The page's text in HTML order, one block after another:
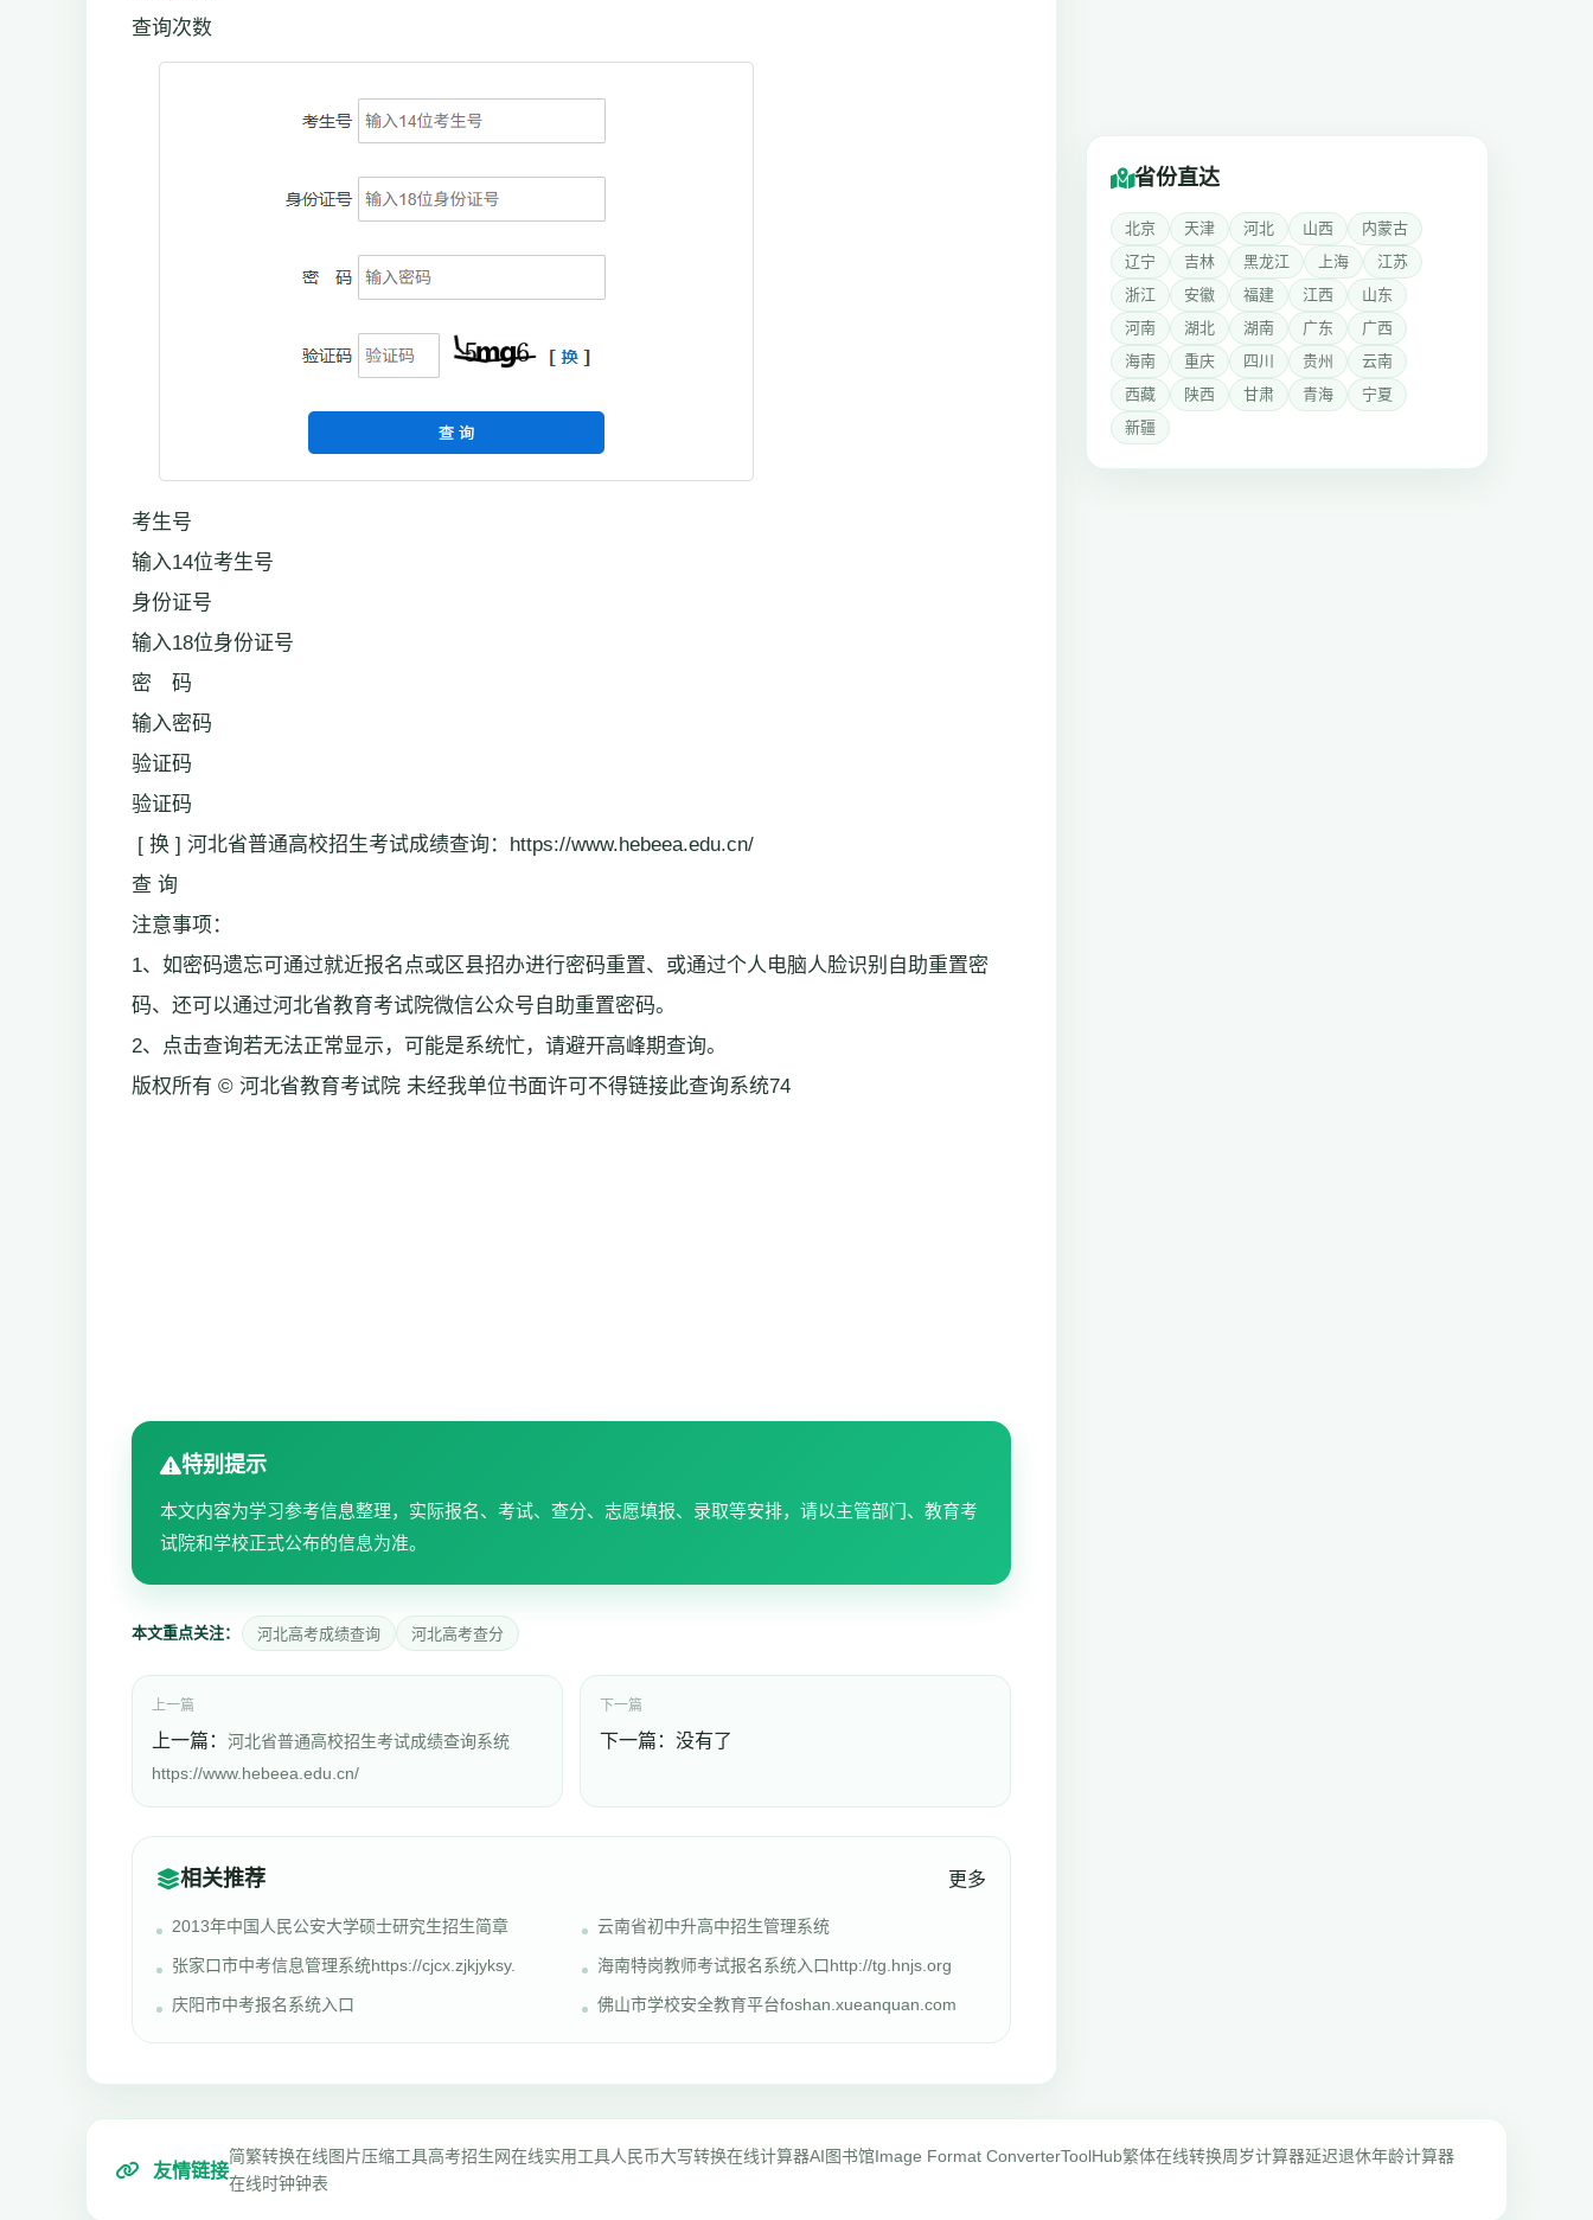
查询次数
考生号
输入14位考生号
身份证号
输入18位身份证号
密 码
输入密码
验证码
验证码
[ 换 ] 河北省普通高校招生考试成绩查询：https://www.hebeea.edu.cn/
查 询
注意事项：
1、如密码遗忘可通过就近报名点或区县招办进行密码重置、或通过个人电脑人脸识别自助重置密
码、还可以通过河北省教育考试院微信公众号自助重置密码。
2、点击查询若无法正常显示，可能是系统忙，请避开高峰期查询。
版权所有 © 河北省教育考试院 未经我单位书面许可不得链接此查询系统74
特别提示
本文内容为学习参考信息整理，实际报名、考试、查分、志愿填报、录取等安排，请以主管部门、教育考
试院和学校正式公布的信息为准。
本文重点关注： 河北高考成绩查询 河北高考查分
上一篇
上一篇： 河北省普通高校招生考试成绩查询系统
https://www.hebeea.edu.cn/
下一篇
下一篇：没有了
相关推荐 更多
2013年中国人民公安大学硕士研究生招生简章 云南省初中升高中招生管理系统
张家口市中考信息管理系统https://cjcx.zjkjyksy. 海南特岗教师考试报名系统入口http://tg.hnjs.org
庆阳市中考报名系统入口 佛山市学校安全教育平台foshan.xueanquan.com
省份直达
北京 天津 河北 山西
内蒙古
辽宁
吉林 黑龙江 上海
江苏
浙江
安徽 福建 江西
山东
河南
湖北 湖南 广东
广西
海南
重庆 四川 贵州
云南
西藏
陕西 甘肃 青海
宁夏
新疆
友情链接
简繁转换在线图片压缩工具高考招生网在线实用工具人民币大写转换在线计算器AI图书馆Image Format ConverterToolHub繁体在线转换周岁计算器延迟退休年龄计算器
在线时钟钟表